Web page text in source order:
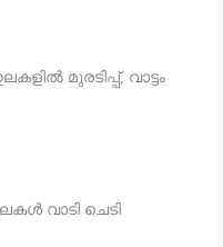
മുരടിപ്പ്, വാട്ടം
വാടി ചെടി